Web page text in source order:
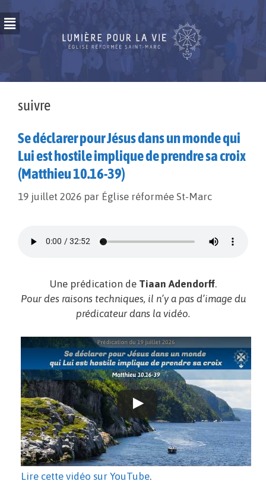
suivre
Se déclarer pour Jésus dans un monde qui
Lui est hostile implique de prendre sa croix
(Matthieu 10.16-39)
19 juillet 2026 par Église réformée St-Marc
Une prédication de Tiaan Adendorff.
Pour des raisons techniques, il n’y a pas d’image du
prédicateur dans la vidéo.
Lire cette vidéo sur YouTube.